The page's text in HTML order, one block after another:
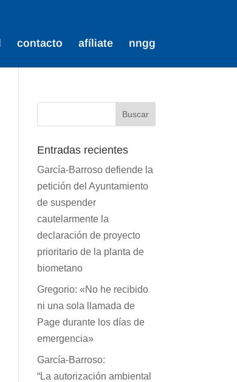
contacto afíliate nngg
Entradas recientes
García-Barroso defiende la
petición del Ayuntamiento
de suspender
cautelarmente la
declaración de proyecto
prioritario de la planta de
biometano
Gregorio: «No he recibido
ni una sola llamada de
Page durante los días de
emergencia»
García-Barroso:
“La autorización ambiental